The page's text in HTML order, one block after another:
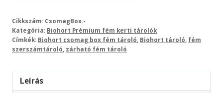
Cikkszám: CsomagBox.-
Kategória: Biohort Prémium fém kerti tárolók
Címkék: Biohort csomag box fém tároló Biohort tároló fém
szerszámtároló zárható fém tároló
Leírás